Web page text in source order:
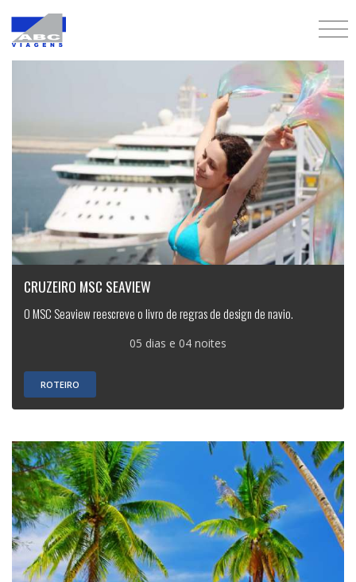
Cruzeiros
CRUZEIRO MSC SEAVIEW
O MSC Seaview reescreve o livro de regras de design de navio.
05 dias e 04 noites
ROTEIRO